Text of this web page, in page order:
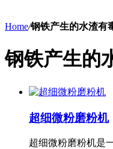
Home/钢铁产生的水渣有
钢铁产生的
超细微粉磨粉机
超细微粉磨粉机是